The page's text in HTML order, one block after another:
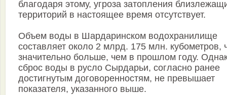
благодаря этому, угроза затопления
территорий в настоящее время отсутствует.
Объем воды в Шардаринском водохранилище
составляет около 2 млрд. 175 млн. кубометров,
значительно больше, чем в прошлом году.
сброс воды в русло Сырдарьи, согласно ранее
достигнутым договоренностям, не превышает
показателя, указанного выше.